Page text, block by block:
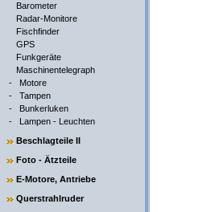
Barometer
Radar-Monitore
Fischfinder
GPS
Funkgeräte
Maschinentelegraph
- Motore
- Tampen
- Bunkerluken
- Lampen - Leuchten
Beschlagteile II
Foto - Ätzteile
E-Motore, Antriebe
Querstrahlruder